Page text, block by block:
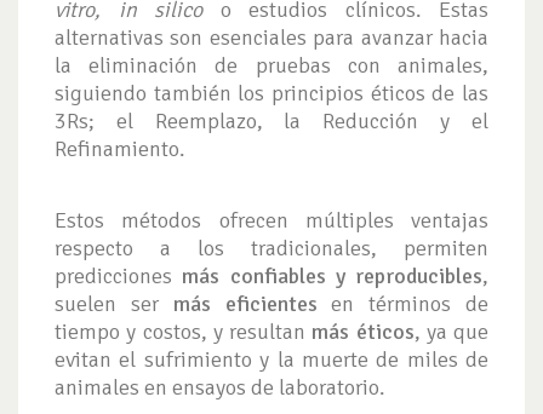
vitro, in silicoo estudios clínicos. Estas
alternativas son esenciales para avanzar hacia
la eliminación de pruebas con animales,
siguiendo también los principios éticos de las
3Rs; el Reemplazo, la Reducción y el
Refinamiento.
Estos métodos ofrecen múltiples ventajas
respecto a los tradicionales, permiten
predicciones más confiables y reproducibles,
suelen ser más eficientes en términos de
tiempo y costos, y resultan más éticos, ya que
evitan el sufrimiento y la muerte de miles de
animales en ensayos de laboratorio.